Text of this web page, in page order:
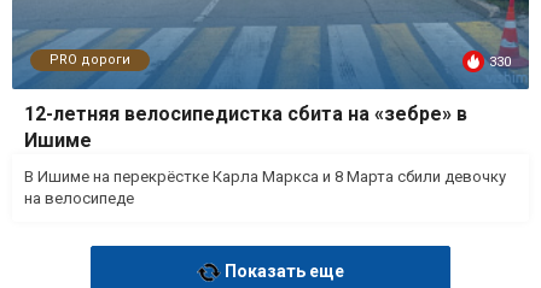
PRO дороги 330
12-летняя велосипедистка сбита на «зебре» в
Ишиме
В Ишиме на перекрёстке Карла Маркса и 8 Марта сбили девочку
на велосипеде
Показать еще